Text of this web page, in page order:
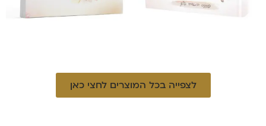
לצפייה בכל המוצרים לחצי כאן